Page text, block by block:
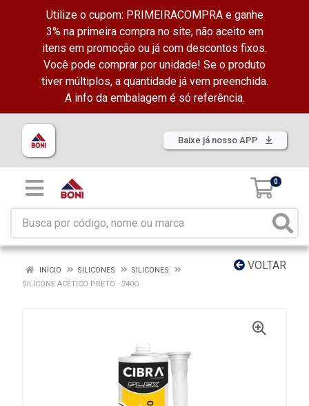
Utilize o cupom: PRIMEIRACOMPRA e ganhe
3% na primeira compra no site, não aceito em
itens em promoção ou já com descontos fixos.
Você pode comprar por unidade! Se o produto
tiver múltiplos, a quantidade já vem preenchida.
A info da embalagem é só referência.
Baixe já nosso APP
0
VOLTAR
INÍCIO SILICONES
SILICONES
SILICONE ACÉTICO PRETO - 240G